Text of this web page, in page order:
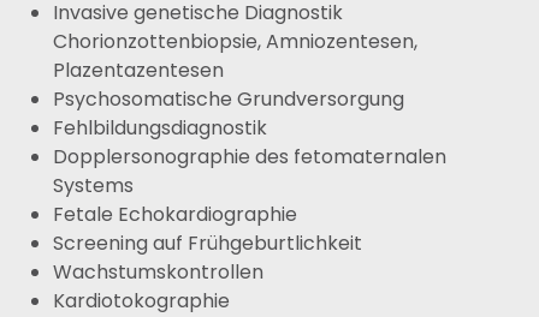
Invasive genetische Diagnostik
Chorionzottenbiopsie, Amniozentesen,
Plazentazentesen
Psychosomatische Grundversorgung
Fehlbildungsdiagnostik
Dopplersonographie des fetomaternalen
Systems
Fetale Echokardiographie
Screening auf Frühgeburtlichkeit
Wachstumskontrollen
Kardiotokographie